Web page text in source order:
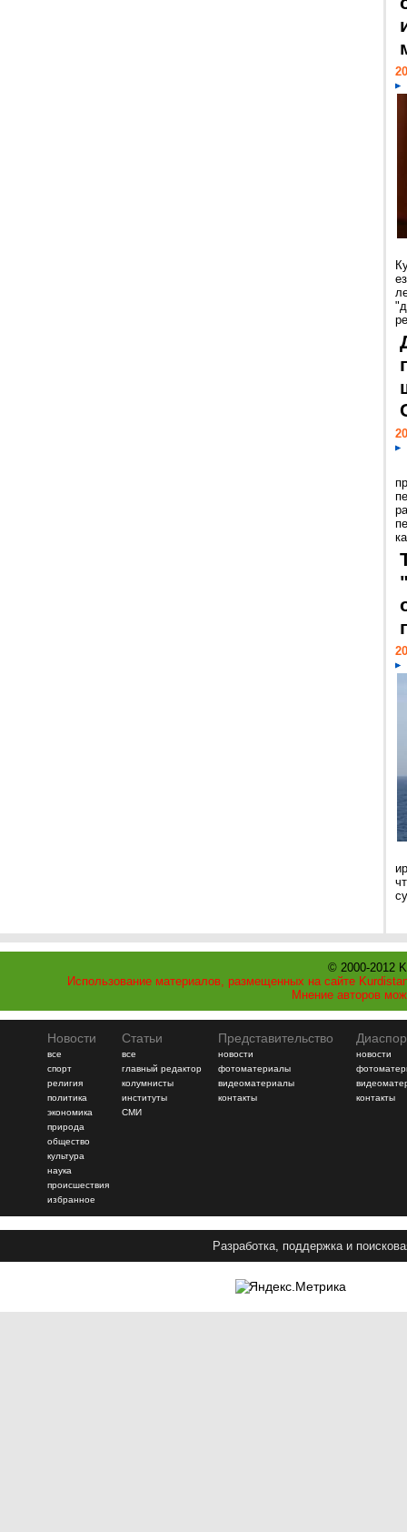
© 2000-2012
Использование материалов, размещенных на сайте
Мнение авторов
Новости
все
спорт
религия
политика
экономика
природа
общество
культура
наука
происшествия
избранное
Статьи
все
главный редактор
колумнисты
институты
СМИ
Представительство
новости
фотоматериалы
видеоматериалы
контакты
новости
контакты
Разработка, поддержка и